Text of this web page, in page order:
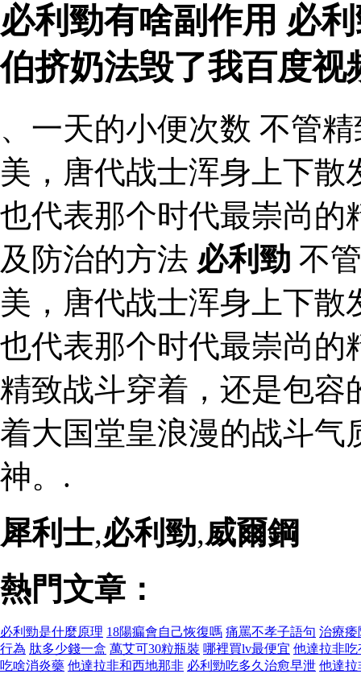
必利勁有啥副作用 必
伯挤奶法毁了我百度视
、一天的小便次数 不管
美，唐代战士浑身上下
也代表那个时代最崇尚的
及防治的方法 必利勁 不
美，唐代战士浑身上下
也代表那个时代最崇尚的
精致战斗穿着，还是包容
着大国堂皇浪漫的战斗气
神。.
犀利士,必利勁,威爾鋼
熱門文章：
必利勁是什麼原理 18陽瘺會自己恢復嗎 痛罵不孝子語句 治療痿
行為 肽多少錢一盒 萬艾可30粒瓶裝 哪裡買lv最便宜 他達拉非吃
吃啥消炎藥 他達拉非和西地那非 必利勁吃多久治愈早泄 他達拉